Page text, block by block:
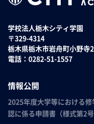
学校法人栃木シティ学園
〒329-4314
栃木県栃木市岩舟町小野寺
電話：0282-51-1557
情報公開
2025年度大学等における
認に係る申請書（様式第2号